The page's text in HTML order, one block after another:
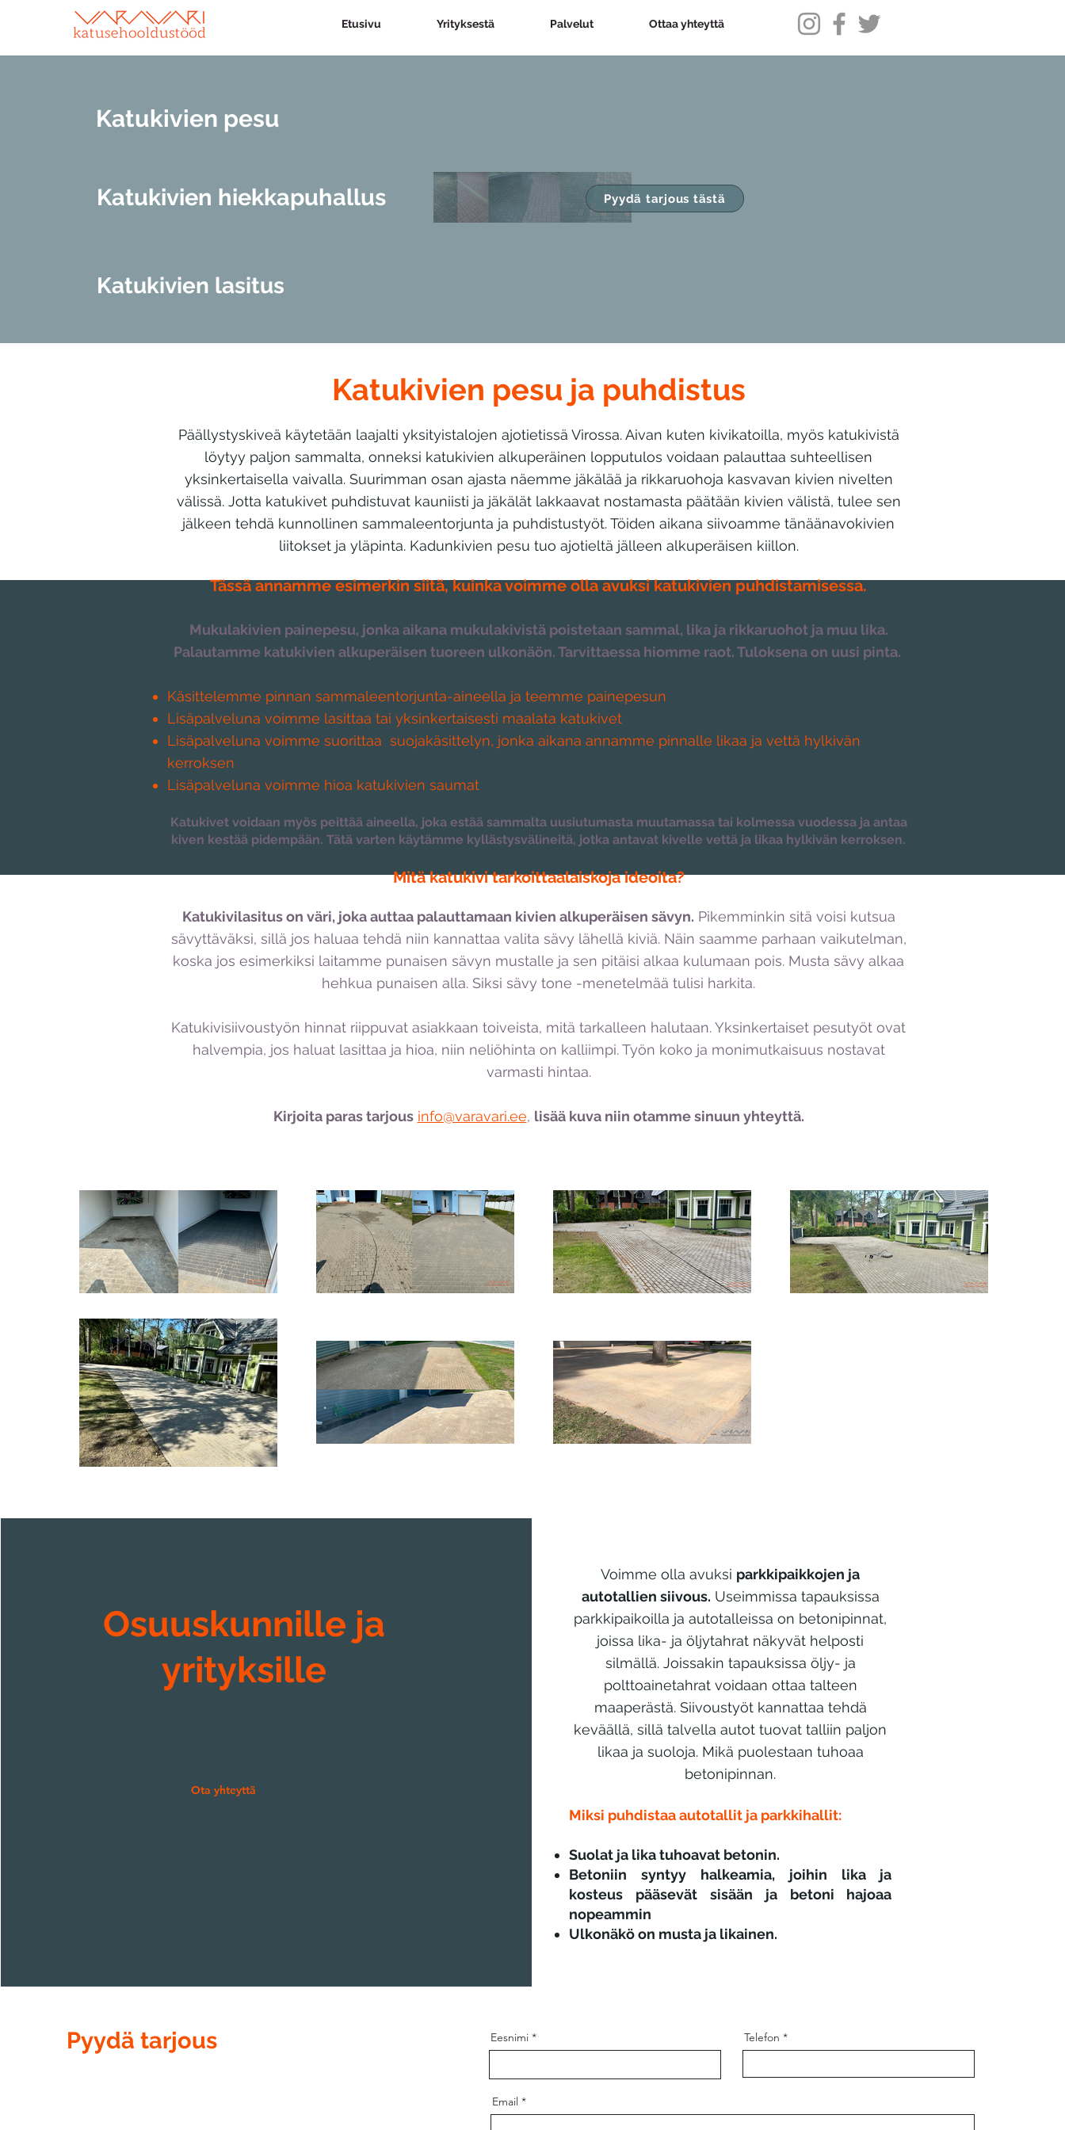
Etusivu Yrityksestä Palvelut Ottaa yhteyttä
Katukivien pesu
Katukivien hiekkapuhallus Pyydä tarjous tästä
Katukivien lasitus
Katukivien pesu ja puhdistus
Päällystyskiveä käytetään laajalti yksityistalojen ajotietissä Virossa. Aivan kuten kivikatoilla, myös katukivistä
löytyy paljon sammalta, onneksi katukivien alkuperäinen lopputulos voidaan palauttaa suhteellisen
yksinkertaisella vaivalla. Suurimman osan ajasta näemme jäkälää ja rikkaruohoja kasvavan kivien nivelten
välissä. Jotta katukivet puhdistuvat kauniisti ja jäkälät lakkaavat nostamasta päätään kivien välistä, tulee sen
jälkeen tehdä kunnollinen sammaleentorjunta ja puhdistustyöt. Töiden aikana siivoamme tänäänavokivien
liitokset ja yläpinta. Kadunkivien pesu tuo ajotieltä jälleen alkuperäisen kiillon.​
Tässä annamme esimerkin siitä, kuinka voimme olla avuksi katukivien puhdistamisessa.
Mukulakivien painepesu, jonka aikana mukulakivistä poistetaan sammal, lika ja rikkaruohot ja muu lika.
Palautamme katukivien alkuperäisen tuoreen ulkonäön. Tarvittaessa hiomme raot. Tuloksena on uusi pinta. ​
Käsittelemme pinnan sammaleentorjunta-aineella ja teemme painepesun
Lisäpalveluna voimme lasittaa tai yksinkertaisesti maalata katukivet
Lisäpalveluna voimme suorittaa suojakäsittelyn, jonka aikana annamme pinnalle likaa ja vettä hylkivän
kerroksen
Lisäpalveluna voimme hioa katukivien saumat​
Katukivet voidaan myös peittää aineella, joka estää sammalta uusiutumasta muutamassa tai kolmessa vuodessa ja antaa
kiven kestää pidempään. Tätä varten käytämme kyllästysvälineitä, jotka antavat kivelle vettä ja likaa hylkivän kerroksen.
Mitä katukivi tarkoittaalaiskoja ideoita?
Katukivilasitus on väri, joka auttaa palauttamaan kivien alkuperäisen sävyn. Pikemminkin sitä voisi kutsua
sävyttäväksi, sillä jos haluaa tehdä niin kannattaa valita sävy lähellä kiviä. Näin saamme parhaan vaikutelman,
koska jos esimerkiksi laitamme punaisen sävyn mustalle ja sen pitäisi alkaa kulumaan pois. Musta sävy alkaa
hehkua punaisen alla. Siksi sävy tone -menetelmää tulisi harkita.
Katukivisiivoustyön hinnat riippuvat asiakkaan toiveista, mitä tarkalleen halutaan. Yksinkertaiset pesutyöt ovat
halvempia, jos haluat lasittaa ja hioa, niin neliöhinta on kalliimpi. Työn koko ja monimutkaisuus nostavat
varmasti hintaa.​
Kirjoita paras tarjous info@varavari.ee, lisää kuva niin otamme sinuun yhteyttä.
Osuuskunnille ja
yrityksille
Ota yhteyttä
Voimme olla avuksi parkkipaikkojen ja
autotallien siivous. Useimmissa tapauksissa
parkkipaikoilla ja autotalleissa on betonipinnat,
joissa lika- ja öljytahrat näkyvät helposti
silmällä. Joissakin tapauksissa öljy- ja
polttoainetahrat voidaan ottaa talteen
maaperästä. Siivoustyöt kannattaa tehdä
keväällä, sillä talvella autot tuovat talliin paljon
likaa ja suoloja. Mikä puolestaan tuhoaa
betonipinnan.
Miksi puhdistaa autotallit ja parkkihallit:
Suolat ja lika tuhoavat betonin.
Betoniin syntyy halkeamia, joihin lika ja
kosteus pääsevät sisään ja betoni hajoaa
nopeammin
Ulkonäkö on musta ja likainen.
Pyydä tarjous Eesnimi Telefon
Email